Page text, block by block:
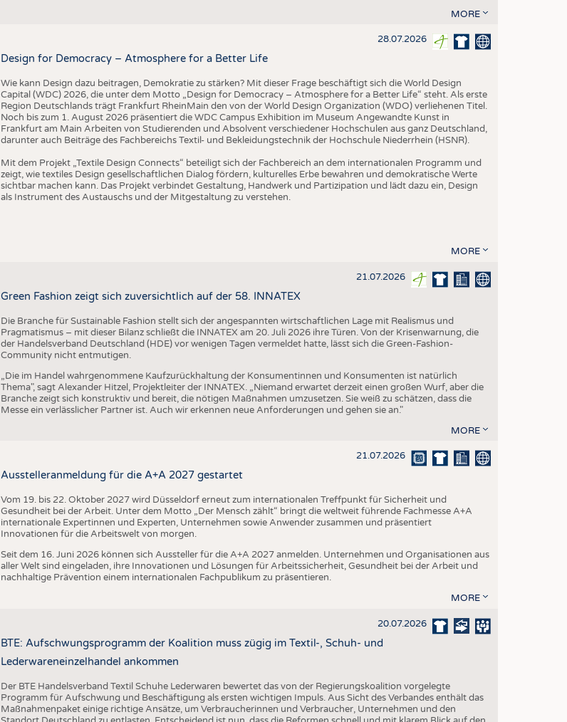
MORE
28.07.2026
Design for Democracy – Atmosphere for a Better Life
Wie kann Design dazu beitragen, Demokratie zu stärken? Mit dieser Frage beschäftigt sich die World Design
Capital (WDC) 2026, die unter dem Motto „Design for Democracy – Atmosphere for a Better Life“ steht. Als erste
Region Deutschlands trägt Frankfurt RheinMain den von der World Design Organization (WDO) verliehenen Titel.
Noch bis zum 1. August 2026 präsentiert die WDC Campus Exhibition im Museum Angewandte Kunst in
Frankfurt am Main Arbeiten von Studierenden und Absolvent verschiedener Hochschulen aus ganz Deutschland,
darunter auch Beiträge des Fachbereichs Textil- und Bekleidungstechnik der Hochschule Niederrhein (HSNR).
Mit dem Projekt „Textile Design Connects“ beteiligt sich der Fachbereich an dem internationalen Programm und
zeigt, wie textiles Design gesellschaftlichen Dialog fördern, kulturelles Erbe bewahren und demokratische Werte
sichtbar machen kann. Das Projekt verbindet Gestaltung, Handwerk und Partizipation und lädt dazu ein, Design
als Instrument des Austauschs und der Mitgestaltung zu verstehen.
MORE
21.07.2026
Green Fashion zeigt sich zuversichtlich auf der 58. INNATEX
Die Branche für Sustainable Fashion stellt sich der angespannten wirtschaftlichen Lage mit Realismus und
Pragmatismus – mit dieser Bilanz schließt die INNATEX am 20. Juli 2026 ihre Türen. Von der Krisenwarnung, die
der Handelsverband Deutschland (HDE) vor wenigen Tagen vermeldet hatte, lässt sich die Green-Fashion-
Community nicht entmutigen.
„Die im Handel wahrgenommene Kaufzurückhaltung der Konsumentinnen und Konsumenten ist natürlich
Thema", sagt Alexander Hitzel, Projektleiter der INNATEX. „Niemand erwartet derzeit einen großen Wurf, aber die
Branche zeigt sich konstruktiv und bereit, die nötigen Maßnahmen umzusetzen. Sie weiß zu schätzen, dass die
Messe ein verlässlicher Partner ist. Auch wir erkennen neue Anforderungen und gehen sie an."
MORE
21.07.2026
Ausstelleranmeldung für die A+A 2027 gestartet
Vom 19. bis 22. Oktober 2027 wird Düsseldorf erneut zum internationalen Treffpunkt für Sicherheit und
Gesundheit bei der Arbeit. Unter dem Motto „Der Mensch zählt“ bringt die weltweit führende Fachmesse A+A
internationale Expertinnen und Experten, Unternehmen sowie Anwender zusammen und präsentiert
Innovationen für die Arbeitswelt von morgen.
Seit dem 16. Juni 2026 können sich Aussteller für die A+A 2027 anmelden. Unternehmen und Organisationen aus
aller Welt sind eingeladen, ihre Innovationen und Lösungen für Arbeitssicherheit, Gesundheit bei der Arbeit und
nachhaltige Prävention einem internationalen Fachpublikum zu präsentieren.
MORE
20.07.2026
BTE: Aufschwungsprogramm der Koalition muss zügig im Textil-, Schuh- und
Lederwareneinzelhandel ankommen
Der BTE Handelsverband Textil Schuhe Lederwaren bewertet das von der Regierungskoalition vorgelegte
Programm für Aufschwung und Beschäftigung als ersten wichtigen Impuls. Aus Sicht des Verbandes enthält das
Maßnahmenpaket einige richtige Ansätze, um Verbraucherinnen und Verbraucher, Unternehmen und den